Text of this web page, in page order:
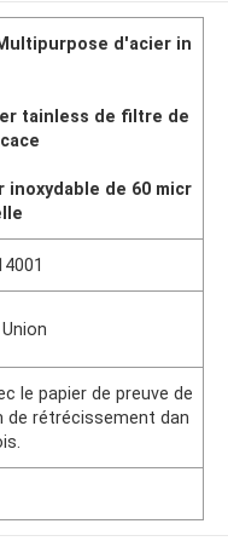
d'acier in
tainless de filtre de
inoxydable de 60 micr
le papier de preuve de
de rétrécissement dan